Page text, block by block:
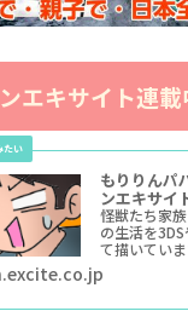
エキサイト連載
もりりんパ
ンエキサイ
怪獣たち家
の生活を
て描いていま